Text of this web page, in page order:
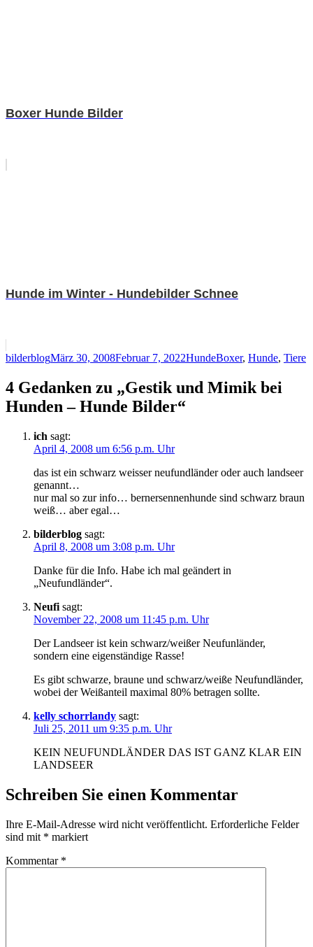
Boxer Hunde Bilder
Hunde im Winter - Hundebilder Schnee
Autor
bilderblogVeröffentlicht
März 30, 2008Februar 7, 2022Kategorien
HundeSchlagwörter
Boxer, Hunde, Tiere
4 Gedanken zu „Gestik und Mimik bei
Hunden – Hunde Bilder“
ich sagt:
April 4, 2008 um 6:56 p.m. Uhr
das ist ein schwarz weisser neufundländer oder auch landseer
genannt…
nur mal so zur info… bernersennenhunde sind schwarz braun
weiß… aber egal…
bilderblog sagt:
April 8, 2008 um 3:08 p.m. Uhr
Danke für die Info. Habe ich mal geändert in
„Neufundländer“.
Neufi sagt:
November 22, 2008 um 11:45 p.m. Uhr
Der Landseer ist kein schwarz/weißer Neufunländer,
sondern eine eigenständige Rasse!
Es gibt schwarze, braune und schwarz/weiße Neufundländer,
wobei der Weißanteil maximal 80% betragen sollte.
kelly schorrlandy sagt:
Juli 25, 2011 um 9:35 p.m. Uhr
KEIN NEUFUNDLÄNDER DAS IST GANZ KLAR EIN
LANDSEER
Schreiben Sie einen Kommentar
Ihre E-Mail-Adresse wird nicht veröffentlicht. Erforderliche Felder
sind mit * markiert
Kommentar *